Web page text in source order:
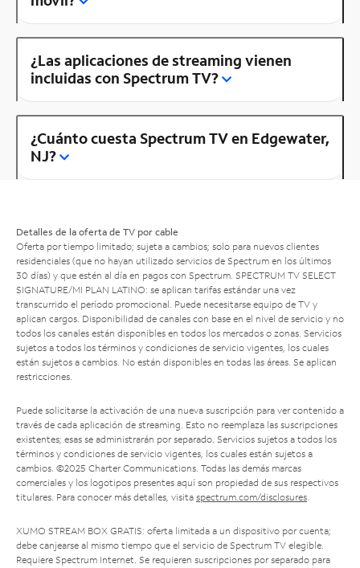
¿Las aplicaciones de streaming vienen
incluidas con Spectrum TV?
¿Cuánto cuesta Spectrum TV en Edgewater,
NJ?
Detalles de la oferta de TV por cable
Oferta por tiempo limitado; sujeta a cambios; solo para nuevos clientes
residenciales (que no hayan utilizado servicios de Spectrum en los últimos
30 días) y que estén al día en pagos con Spectrum. SPECTRUM TV SELECT
SIGNATURE/MI PLAN LATINO: se aplican tarifas estándar una vez
transcurrido el período promocional. Puede necesitarse equipo de TV y
aplican cargos. Disponibilidad de canales con base en el nivel de servicio y no
todos los canales están disponibles en todos los mercados o zonas. Servicios
sujetos a todos los términos y condiciones de servicio vigentes, los cuales
están sujetos a cambios. No están disponibles en todas las áreas. Se aplican
restricciones.
Puede solicitarse la activación de una nueva suscripción para ver contenido a
través de cada aplicación de streaming. Esto no reemplaza las suscripciones
existentes; esas se administrarán por separado. Servicios sujetos a todos los
términos y condiciones de servicio vigentes, los cuales están sujetos a
cambios. ©2025 Charter Communications. Todas las demás marcas
comerciales y los logotipos presentes aquí son propiedad de sus respectivos
titulares. Para conocer más detalles, visita spectrum.com/disclosures.
XUMO STREAM BOX GRATIS: oferta limitada a un dispositivo por cuenta;
debe canjearse al mismo tiempo que el servicio de Spectrum TV elegible.
Requiere Spectrum Internet. Se requieren suscripciones por separado para